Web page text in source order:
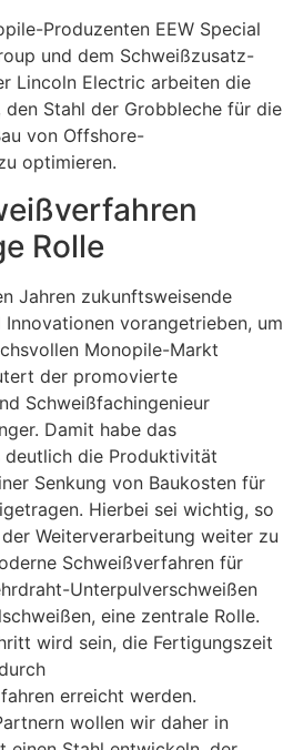
Produzenten EEW Special
und dem Schweißzusatz-
Lincoln Electric arbeiten die
Stahl der Grobbleche für die
von Offshore-
optimieren.
Rolle
Jahren zukunftsweisende
vorangetrieben, um
Monopile-Markt
der promovierte
Schweißfachingenieur
Damit habe das
deutlich die Produktivität
Senkung von Baukosten für
Hierbei sei wichtig, so
Weiterverarbeitung weiter zu
Schweißverfahren für
Unterpulverschweißen
eine zentrale Rolle.
wird sein, die Fertigungszeit
erreicht werden.
wollen wir daher in